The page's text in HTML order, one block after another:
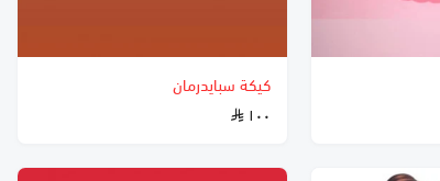
كيكة سبايدرمان
١٠٠